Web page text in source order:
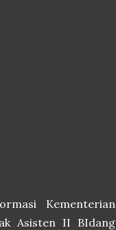
Kementerian
Asisten II BIdang